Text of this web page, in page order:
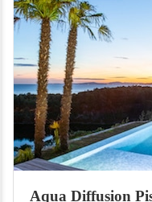
Aqua Diffusion